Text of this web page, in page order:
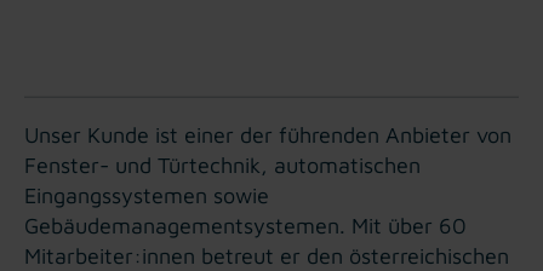
Unser Kunde ist einer der führenden Anbieter von
Fenster- und Türtechnik, automatischen
Eingangssystemen sowie
Gebäudemanagementsystemen. Mit über 60
Mitarbeiter:innen betreut er den österreichischen